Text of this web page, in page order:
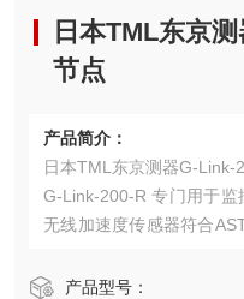
日本TML东京
节点
产品简介：
日本TML东京测器G-Link-
G-Link-200-R 专门用于监
无线加速度传感器符合
据。产品型号：